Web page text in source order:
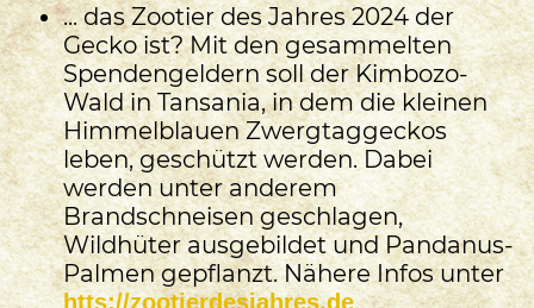
... das Zootier des Jahres 2024 der
Gecko ist? Mit den gesammelten
Spendengeldern soll der Kimbozo-
Wald in Tansania, in dem die kleinen
Himmelblauen Zwergtaggeckos
leben, geschützt werden. Dabei
werden unter anderem
Brandschneisen geschlagen,
Wildhüter ausgebildet und Pandanus-
Palmen gepflanzt. Nähere Infos unter
htts://zootierdesjahres.de